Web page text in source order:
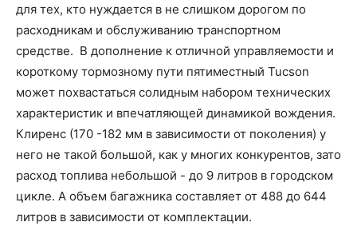
для тех, кто нуждается в не слишком дорогом по
расходникам и обслуживанию транспортном
средстве. В дополнение к отличной управляемости и
короткому тормозному пути пятиместный Tucson
может похвастаться солидным набором технических
характеристик и впечатляющей динамикой вождения.
Клиренс (170 -182 мм в зависимости от поколения) у
него не такой большой, как у многих конкурентов, зато
расход топлива небольшой - до 9 литров в городском
цикле. А объем багажника составляет от 488 до 644
литров в зависимости от комплектации.